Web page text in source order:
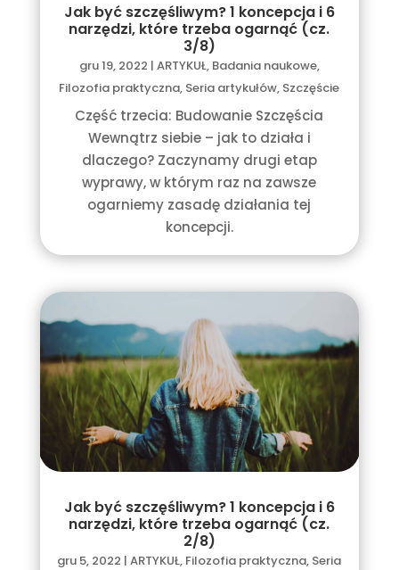
Jak być szczęśliwym? 1 koncepcja i 6
narzędzi, które trzeba ogarnąć (cz.
3/8)
gru 19, 2022 | ARTYKUŁ, Badania naukowe,
Filozofia praktyczna, Seria artykułów, Szczęście
Część trzecia: Budowanie Szczęścia
Wewnątrz siebie – jak to działa i
dlaczego? Zaczynamy drugi etap
wyprawy, w którym raz na zawsze
ogarniemy zasadę działania tej
koncepcji.
Jak być szczęśliwym? 1 koncepcja i 6
narzędzi, które trzeba ogarnąć (cz.
2/8)
gru 5, 2022 |ARTYKUŁ, Filozofia praktyczna, Seria